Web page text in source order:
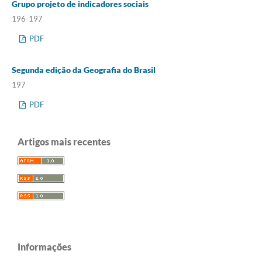
Grupo projeto de indicadores sociais
196-197
PDF
Segunda edição da Geografia do Brasil
197
PDF
Artigos mais recentes
Informações